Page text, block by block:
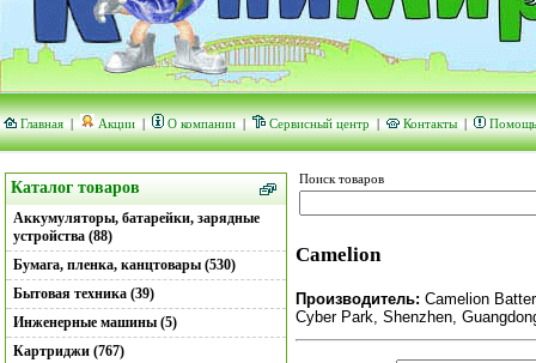
Главная | Акции | О компании | Сервисный центр | Контакты | Помощь
Каталог товаров
Аккумуляторы, батарейки, зарядные
устройства (88)
Бумага, пленка, канцтовары (530)
Бытовая техника (39)
Инженерные машины (5)
Картриджи (767)
Поиск товаров
Camelion
Производитель: Camelion
Cyber Park, Shenzhen,